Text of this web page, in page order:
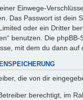
Einwege-
Das Passwort ist dein
oder ein Dritter
benutzen. Die
mit dem du dann
die von dir
berechtigt, im